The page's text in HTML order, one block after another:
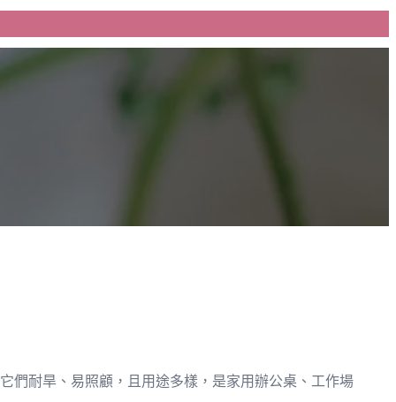
們耐旱、易照顧，且用途多樣，是家用辦公桌、工作場